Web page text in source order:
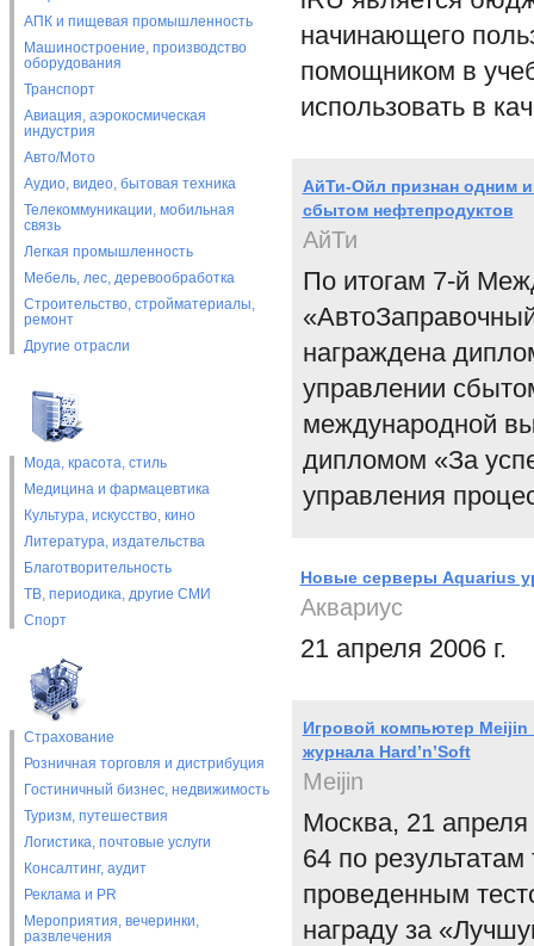
АПК и пищевая промышленность
Машиностроение, производство
оборудования
Транспорт
Авиация, аэрокосмическая
индустрия
Авто/Мото
Аудио, видео, бытовая техника
Телекоммуникации, мобильная
связь
Легкая промышленность
Мебель, лес, деревообработка
Строительство, стройматериалы,
ремонт
Другие отрасли
Мода, красота, стиль
Медицина и фармацевтика
Культура, искусство, кино
Литература, издательства
Благотворительность
ТВ, периодика, другие СМИ
Спорт
Страхование
Розничная торговля и дистрибуция
Гостиничный бизнес, недвижимость
Туризм, путешествия
Логистика, почтовые услуги
Консалтинг, аудит
Реклама и PR
Мероприятия, вечеринки,
развлечения
начинающего
помощником в
использовать в
АйТи-Ойл признан одним
сбытом нефтепродуктов
АйТи
По итогам 7-й
награждена
управлении
международной
дипломом «За
управления
Новые серверы Aquarius
Аквариус
21 апреля 2006 г.
Игровой компьютер Meijin
журнала Hard’n’Soft
Meijin
Москва, 21
64 по
проведенным
награду за